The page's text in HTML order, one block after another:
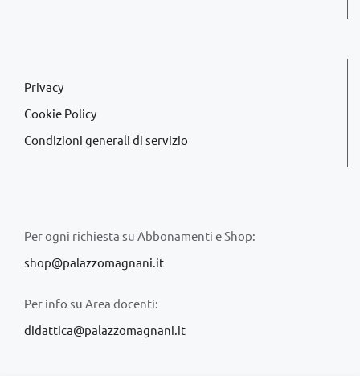
Privacy
Cookie Policy
Condizioni generali di servizio
Per ogni richiesta su Abbonamenti e Shop:
shop@palazzomagnani.it
Per info su Area docenti:
didattica@palazzomagnani.it